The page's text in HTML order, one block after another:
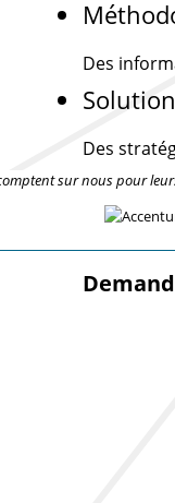
Des
Des
sur nous pour